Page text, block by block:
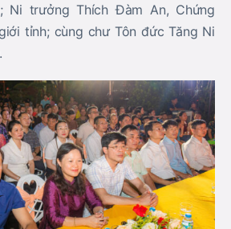
Ni trưởng Thích Đàm An, Chứng
tỉnh; cùng chư Tôn đức Tăng Ni